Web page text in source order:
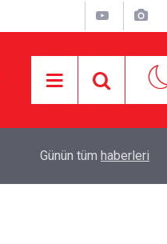
2026-2027 ücretli
Günün tüm haberleri